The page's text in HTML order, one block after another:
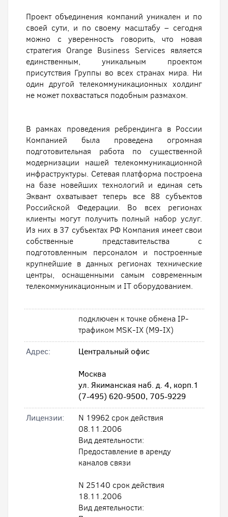
Проект объединения компаний уникален и по
своей сути, и по своему масштабу – сегодня
можно с уверенность говорить, что новая
стратегия Orange Business Services является
единственным, уникальным проектом
присутствия Группы во всех странах мира. Ни
один другой телекоммуникационных холдинг
не может похвастаться подобным размахом.
В рамках проведения ребрендинга в России
Компанией была проведена огромная
подготовительная работа по существенной
модернизации нашей телекоммуникационной
инфраструктуры. Сетевая платформа построена
на базе новейших технологий и единая сеть
Эквант охватывает теперь все 88 субъектов
Российской Федерации. Во всех регионах
клиенты могут получить полный набор услуг.
Из них в 37 субъектах РФ Компания имеет свои
собственные представительства с
подготовленным персоналом и построенные
крупнейшие в данных регионах технические
центры, оснащенными самым современным
телекоммуникационным и IT оборудованием.
подключен к точке обмена IP-
трафиком MSK-IX (M9-IX)
Адрес:
Центральный офис
Москва
ул. Якиманская наб. д. 4, корп.1
(7-495) 620-9500, 705-9229
Лицензии:
N 19962 срок действия
08.11.2006
Вид деятельности:
Предоставление в аренду
каналов связи
N 25140 срок действия
18.11.2006
Вид деятельности: